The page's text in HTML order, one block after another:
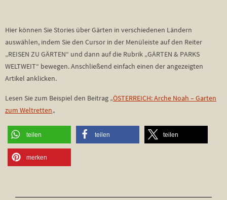
Hier können Sie Stories über Gärten in verschiedenen Ländern
auswählen, indem Sie den Cursor in der Menüleiste auf den Reiter
„REISEN ZU GÄRTEN“ und dann auf die Rubrik „GÄRTEN & PARKS
WELTWEIT“ bewegen. Anschließend einfach einen der angezeigten
Artikel anklicken.
Lesen Sie zum Beispiel den Beitrag „ÖSTERREICH: Arche Noah – Garten
zum Weltretten„
teilen teilen teilen
merken